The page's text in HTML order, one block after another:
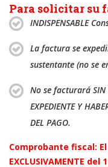
Para solicitar su
INDISPENSABLE
La factura se
sustentante (no se
No se facturará SIN
EXPEDIENTE Y
DEL PAGO.
Comprobante fiscal:
EXCLUSIVAMENTE